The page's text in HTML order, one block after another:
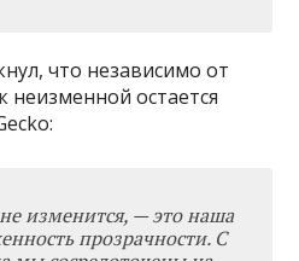
что независимо от
неизменной остается
изменится, — это наша
прозрачности. С